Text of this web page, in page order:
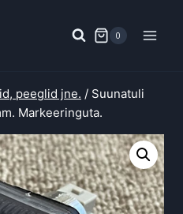
0
peeglid jne. / Suunatuli
Markeeringuta.